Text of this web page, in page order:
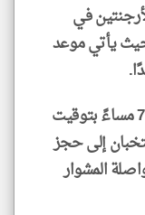
في
كام، حيث يأتي موعد
إلى حجز
المشوار